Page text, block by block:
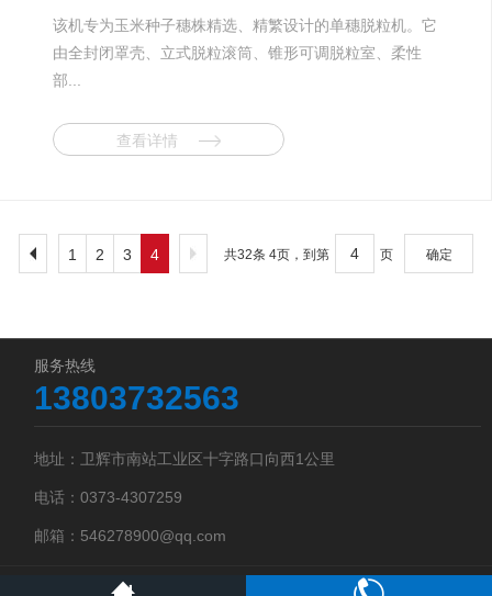
该机专为玉米种子穗株精选、精繁设计的单穗脱粒机。它
由全封闭罩壳、立式脱粒滚筒、锥形可调脱粒室、柔性
部...
查看详情
1 2 3 4 共32条 4页，到第 页 确定
服务热线
13803732563
地址：卫辉市南站工业区十字路口向西1公里
电话：0373-4307259
邮箱：546278900@qq.com